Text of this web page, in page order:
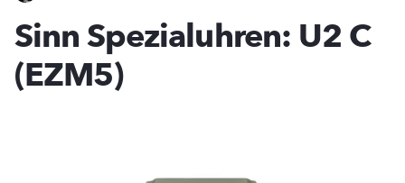
Sinn Spezialuhren: U2 C
(EZM5)